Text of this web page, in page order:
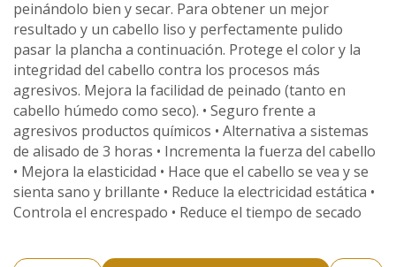
peinándolo bien y secar. Para obtener un mejor
resultado y un cabello liso y perfectamente pulido
pasar la plancha a continuación. Protege el color y la
integridad del cabello contra los procesos más
agresivos. Mejora la facilidad de peinado (tanto en
cabello húmedo como seco). • Seguro frente a
agresivos productos químicos • Alternativa a sistemas
de alisado de 3 horas • Incrementa la fuerza del cabello
• Mejora la elasticidad • Hace que el cabello se vea y se
sienta sano y brillante • Reduce la electricidad estática •
Controla el encrespado • Reduce el tiempo de secado